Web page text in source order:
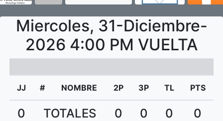
Miercoles, 31-Diciembre-
2026 4:00 PM VUELTA
JJ # NOMBRE 2P 3P TL PTS
0 TOTALES 0 0 0 0